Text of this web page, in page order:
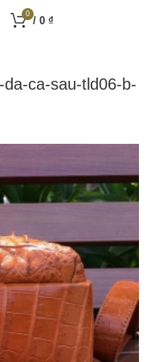
0
/ 0 ₫
ca-sau-tld06-b-